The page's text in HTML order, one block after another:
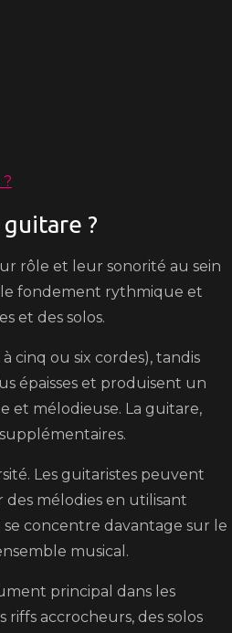
?
rôle et leur sonorité au sein
le fondement rythmique et
et des solos.
cinq ou six cordes), tandis
épaisses et produisent un
et mélodieuse. La guitare,
Les guitaristes peuvent
des mélodies en utilisant
concentre davantage sur le
musical.
principal dans les
accrocheurs, des solos